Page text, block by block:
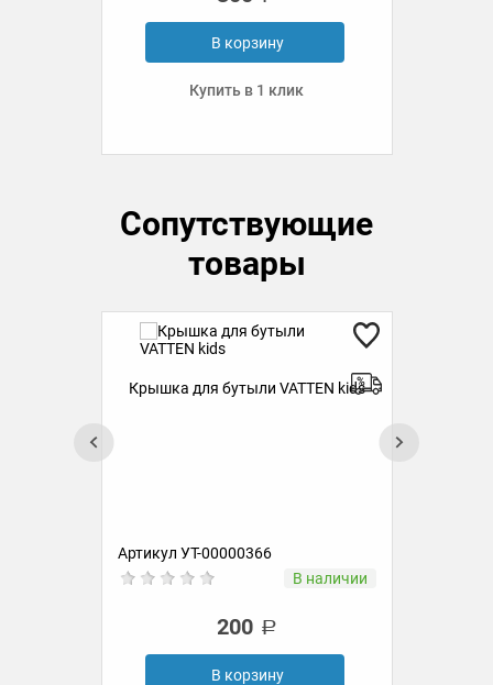
В корзину
Купить в 1 клик
Сопутствующие
товары
Крышка для бутыли VATTEN kids
Артикул УТ-00000366
В наличии
200
В корзину